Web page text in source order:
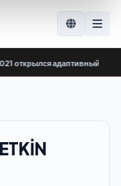
адаптивный